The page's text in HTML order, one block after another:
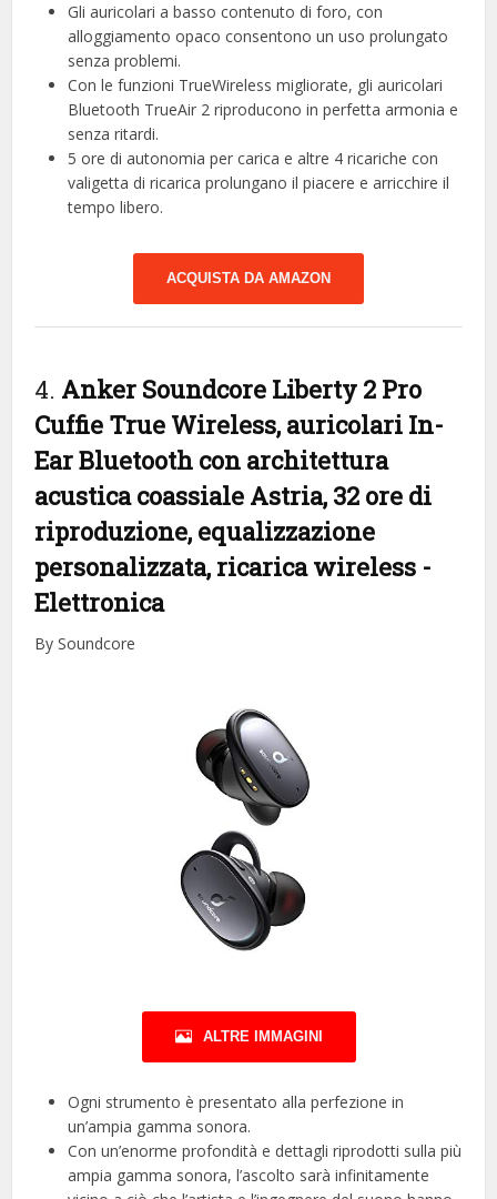
Gli auricolari a basso contenuto di foro, con
alloggiamento opaco consentono un uso prolungato
senza problemi.
Con le funzioni TrueWireless migliorate, gli auricolari
Bluetooth TrueAir 2 riproducono in perfetta armonia e
senza ritardi.
5 ore di autonomia per carica e altre 4 ricariche con
valigetta di ricarica prolungano il piacere e arricchire il
tempo libero.
ACQUISTA DA AMAZON
4. Anker Soundcore Liberty 2 Pro
Cuffie True Wireless, auricolari In-
Ear Bluetooth con architettura
acustica coassiale Astria, 32 ore di
riproduzione, equalizzazione
personalizzata, ricarica wireless -
Elettronica
By Soundcore
ALTRE IMMAGINI
Ogni strumento è presentato alla perfezione in
un’ampia gamma sonora.
Con un’enorme profondità e dettagli riprodotti sulla più
ampia gamma sonora, l’ascolto sarà infinitamente